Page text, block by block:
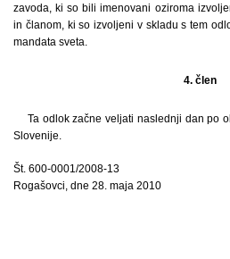
zavoda, ki so bili imenovani oziroma
in članom, ki so izvoljeni v skladu s tem
mandata sveta.
4. člen
Ta odlok začne veljati naslednji dan po
Slovenije.
Št. 600-0001/2008-13
Rogašovci, dne 28. maja 2010